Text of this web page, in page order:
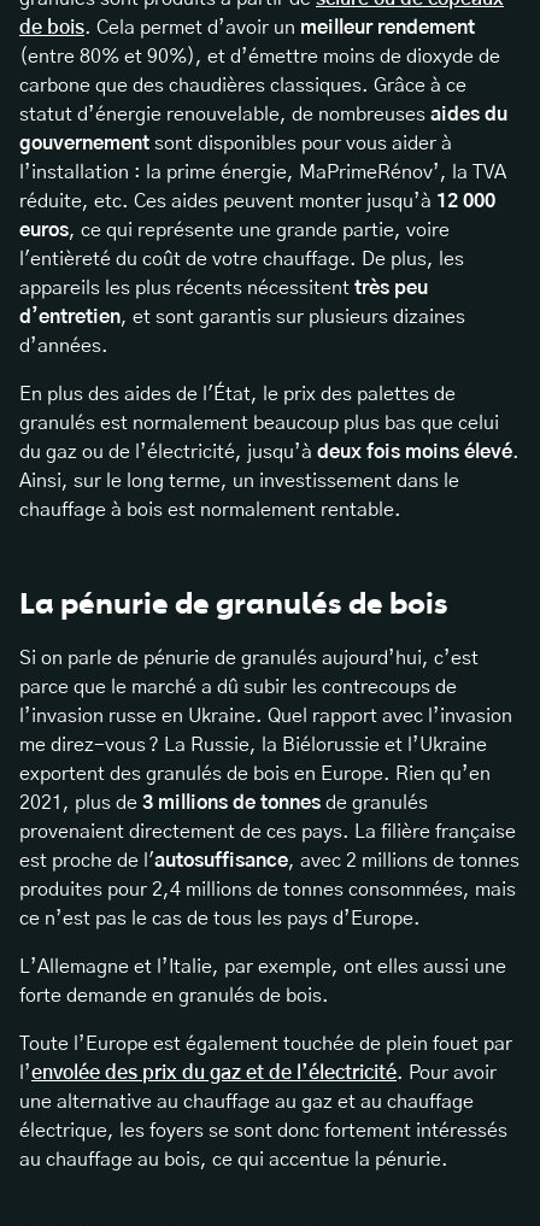
de bois. Cela permet d’avoir un meilleur rendement
(entre 80% et 90%), et d’émettre moins de dioxyde de
carbone que des chaudières classiques. Grâce à ce
statut d’énergie renouvelable, de nombreuses aides du
gouvernement sont disponibles pour vous aider à
l’installation : la prime énergie, MaPrimeRénov’, la TVA
réduite, etc. Ces aides peuvent monter jusqu’à 12 000
euros, ce qui représente une grande partie, voire
l'entièreté du coût de votre chauffage. De plus, les
appareils les plus récents nécessitent très peu
d’entretien, et sont garantis sur plusieurs dizaines
d’années.
En plus des aides de l'État, le prix des palettes de
granulés est normalement beaucoup plus bas que celui
du gaz ou de l’électricité, jusqu’à deux fois moins élevé.
Ainsi, sur le long terme, un investissement dans le
chauffage à bois est normalement rentable.
La pénurie de granulés de bois
Si on parle de pénurie de granulés aujourd’hui, c’est
parce que le marché a dû subir les contrecoups de
l’invasion russe en Ukraine. Quel rapport avec l’invasion
me direz-vous ? La Russie, la Biélorussie et l’Ukraine
exportent des granulés de bois en Europe. Rien qu’en
2021, plus de 3 millions de tonnes de granulés
provenaient directement de ces pays. La filière française
est proche de l'autosuffisance, avec 2 millions de tonnes
produites pour 2,4 millions de tonnes consommées, mais
ce n’est pas le cas de tous les pays d’Europe.
L’Allemagne et l’Italie, par exemple, ont elles aussi une
forte demande en granulés de bois.
Toute l’Europe est également touchée de plein fouet par
l’envolée des prix du gaz et de l’électricité. Pour avoir
une alternative au chauffage au gaz et au chauffage
électrique, les foyers se sont donc fortement intéressés
au chauffage au bois, ce qui accentue la pénurie.